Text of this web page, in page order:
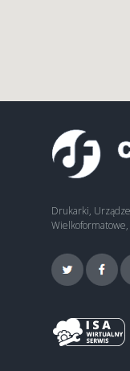
Drukarki,